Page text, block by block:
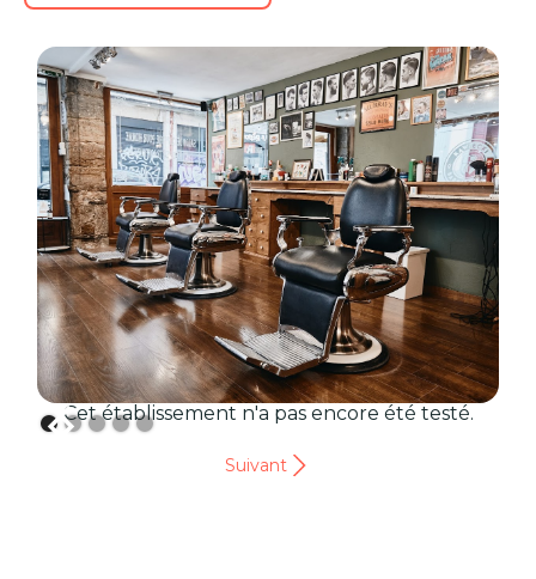
Cet établissement n'a pas encore été testé.
Suivant